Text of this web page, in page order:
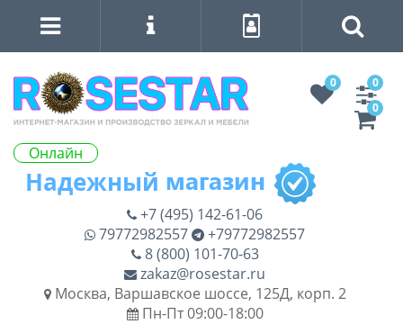
Онлайн
0
0
0
+7 (495) 142-61-06
79772982557
+79772982557
8 (800) 101-70-63
zakaz@rosestar.ru
Москва, Варшавское шоссе, 125Д, корп. 2
Пн-Пт 09:00-18:00